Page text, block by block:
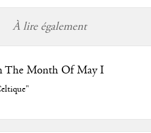
À lire également
The Month Of May I